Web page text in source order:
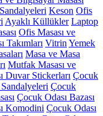
Keson Ofis
Ayaklı Küllükler Laptop
Ofis Masası ve
Takımları Vitrin Yemek
Masa ve Masa
Mutfak Masası ve
Duvar Stickerları Çocuk
Çocuk
Çocuk Odası Bazası
Komodini Çocuk Odası